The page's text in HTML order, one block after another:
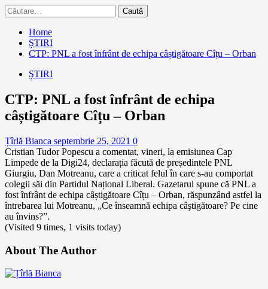
Caută
după:
Home
ȘTIRI
CTP: PNL a fost înfrânt de echipa câștigătoare Cîțu – Orban
ȘTIRI
CTP: PNL a fost înfrânt de echipa
câștigătoare Cîțu – Orban
Țîrlă Bianca septembrie 25, 2021 0
Cristian Tudor Popescu a comentat, vineri, la emisiunea Cap
Limpede de la Digi24, declarația făcută de președintele PNL
Giurgiu, Dan Motreanu, care a criticat felul în care s-au comportat
colegii săi din Partidul Național Liberal. Gazetarul spune că PNL a
fost înfrânt de echipa câștigătoare Cîțu – Orban, răspunzând astfel la
întrebarea lui Motreanu, „Ce înseamnă echipa câştigătoare? Pe cine
au învins?”.
(Visited 9 times, 1 visits today)
About The Author